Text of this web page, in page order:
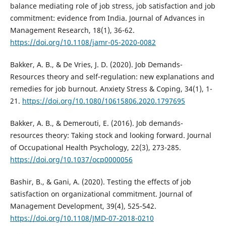
balance mediating role of job stress, job satisfaction and job
commitment: evidence from India. Journal of Advances in
Management Research, 18(1), 36-62.
https://doi.org/10.1108/jamr-05-2020-0082
Bakker, A. B., & De Vries, J. D. (2020). Job Demands-
Resources theory and self-regulation: new explanations and
remedies for job burnout. Anxiety Stress & Coping, 34(1), 1-
21. https://doi.org/10.1080/10615806.2020.1797695
Bakker, A. B., & Demerouti, E. (2016). Job demands-
resources theory: Taking stock and looking forward. Journal
of Occupational Health Psychology, 22(3), 273-285.
https://doi.org/10.1037/ocp0000056
Bashir, B., & Gani, A. (2020). Testing the effects of job
satisfaction on organizational commitment. Journal of
Management Development, 39(4), 525-542.
https://doi.org/10.1108/JMD-07-2018-0210